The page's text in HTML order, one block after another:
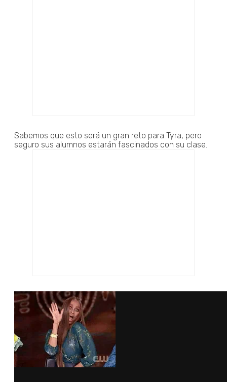
Sabemos que esto será un gran reto para Tyra, pero
seguro sus alumnos estarán fascinados con su clase.